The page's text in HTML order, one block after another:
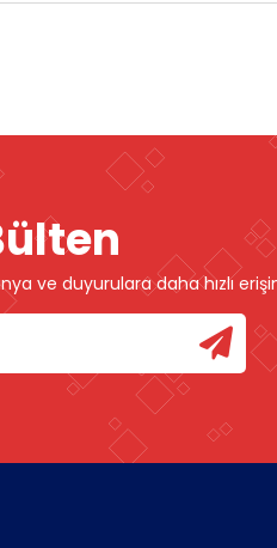
ve duyurulara daha hızlı